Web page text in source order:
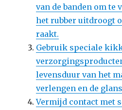
van de banden om te
het rubber uitdroogt
raakt.
Gebruik speciale
levensduur van het
verlengen en de
Vermijd contact met